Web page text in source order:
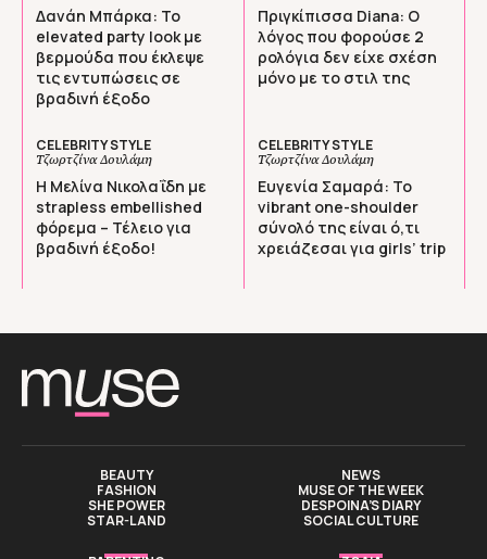
Δανάη Μπάρκα: Το
elevated party look με
βερμούδα που έκλεψε
τις εντυπώσεις σε
βραδινή έξοδο
Πριγκίπισσα Diana: Ο
λόγος που φορούσε 2
ρολόγια δεν είχε σχέση
μόνο με το στιλ της
CELEBRITY STYLE
Τζωρτζίνα Δουλάμη
Η Μελίνα Νικολαΐδη με
strapless embellished
φόρεμα – Τέλειο για
βραδινή έξοδο!
CELEBRITY STYLE
Τζωρτζίνα Δουλάμη
Ευγενία Σαμαρά: To
vibrant one-shoulder
σύνολό της είναι ό,τι
χρειάζεσαι για girls’ trip
BEAUTY
FASHION
SHE POWER
STAR-LAND
NEWS
MUSE OF THE WEEK
DESPOINA’S DIARY
SOCIAL CULTURE